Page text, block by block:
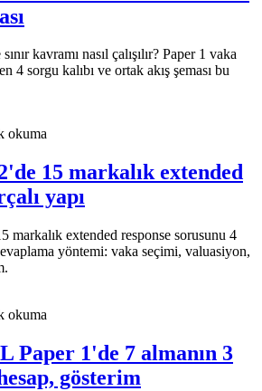
kavramı nasıl çalışılır? Paper 1 vaka
4 sorgu kalıbı ve ortak akış şeması bu
okuma
15 markalık extended
yapı
markalık extended response sorusunu 4
yöntemi: vaka seçimi, valuasiyon,
okuma
Paper 1'de 7 almanın 3
gösterim